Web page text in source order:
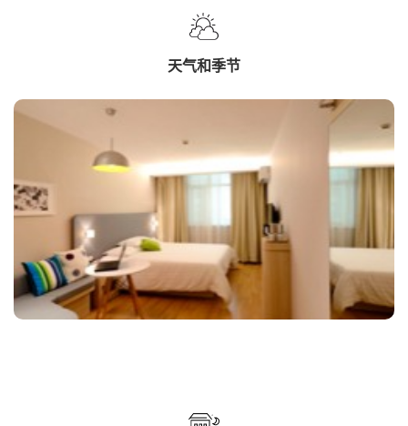
天气和季节